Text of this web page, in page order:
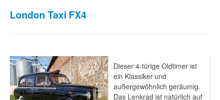
London Taxi FX4
Dieser 4-türige Oldtimer ist
ein Klassiker und
außergewöhnlich geräumig.
Das Lenkrad ist natürlich auf